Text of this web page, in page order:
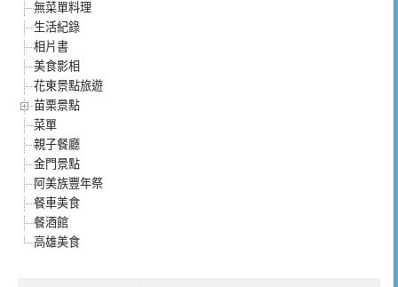
無菜單料理
生活紀錄
相片書
美食影相
花東景點旅遊
苗栗景點
菜單
親子餐廳
金門景點
阿美族豐年祭
餐車美食
餐酒館
高雄美食